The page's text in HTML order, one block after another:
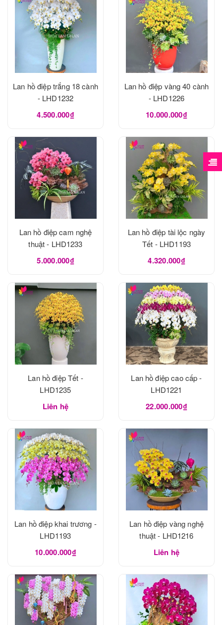
Lan hồ điệp trắng 18 cành
- LHD1232
4.500.000₫
Lan hồ điệp vàng 40 cành
- LHD1226
10.000.000₫
Lan hồ điệp cam nghệ
thuật - LHD1233
5.000.000₫
Lan hồ điệp tài lộc ngày
Tết - LHD1193
4.320.000₫
Lan hồ điệp Tết -
LHD1235
Liên hệ
Lan hồ điệp cao cấp -
LHD1221
22.000.000₫
Lan hồ điệp khai trương -
LHD1193
10.000.000₫
Lan hồ điệp vàng nghệ
thuật - LHD1216
Liên hệ